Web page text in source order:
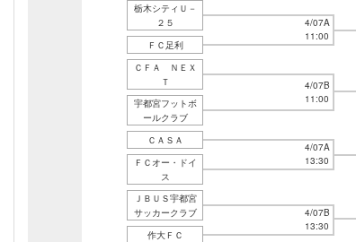
栃木シティＵ－
２５
4/07A
11:00
ＦＣ足利
ＣＦＡ ＮＥＸ
Ｔ
4/07B
11:00
宇都宮フットボ
ールクラブ
ＣＡＳＡ
4/07A
13:30
ＦＣオー・ドイ
ス
ＪＢＵＳ宇都宮
サッカークラブ
4/07B
13:30
作大ＦＣ